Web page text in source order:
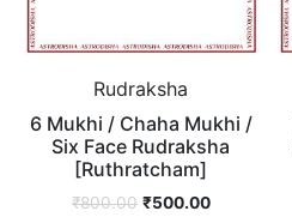
Rudraksha
6 Mukhi / Chaha Mukhi /
Six Face Rudraksha
[Ruthratcham]
₹800.00 ₹500.00